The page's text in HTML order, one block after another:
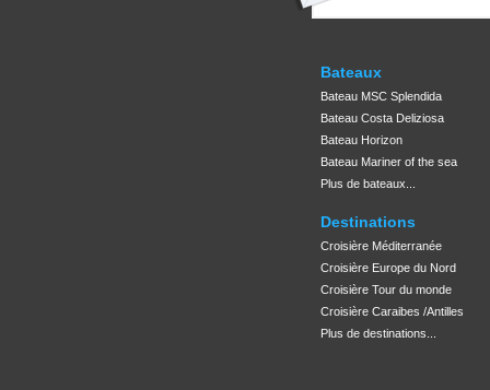
Bateaux
Bateau MSC Splendida
Bateau Costa Deliziosa
Bateau Horizon
Bateau Mariner of the sea
Plus de bateaux...
Destinations
Croisière Méditerranée
Croisière Europe du Nord
Croisière Tour du monde
Croisière Caraibes /Antilles
Plus de destinations...